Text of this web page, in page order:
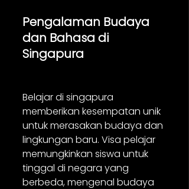
Pengalaman Budaya
dan Bahasa di
Singapura
Belajar di singapura
memberikan kesempatan unik
untuk merasakan budaya dan
lingkungan baru. Visa pelajar
memungkinkan siswa untuk
tinggal di negara yang
berbeda, mengenal budaya